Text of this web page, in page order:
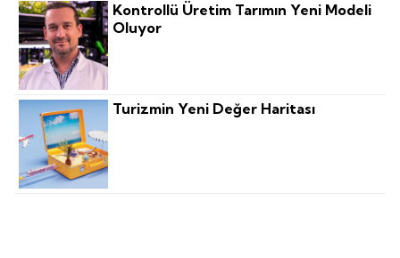
Kontrollü Üretim Tarımın Yeni Modeli
Oluyor
Turizmin Yeni Değer Haritası